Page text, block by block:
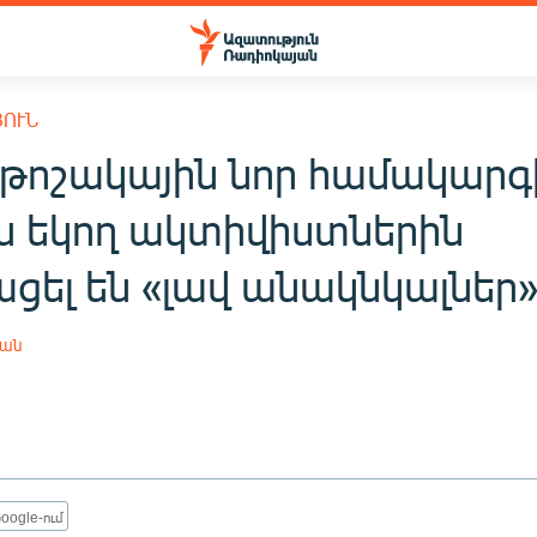
նոր
եկող ակտիվիստներին
են «լավ
ում